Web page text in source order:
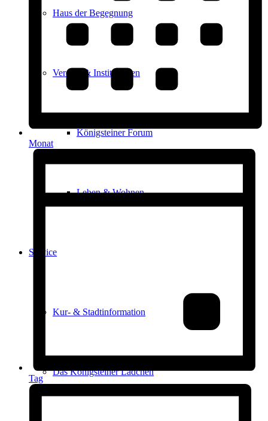
Haus der Begegnung
Vereine & Institutionen
Königsteiner Forum
Leben & Wohnen
Service
Kur- & Stadtinformation
Das Königsteiner Lädchen
Monat
Tag